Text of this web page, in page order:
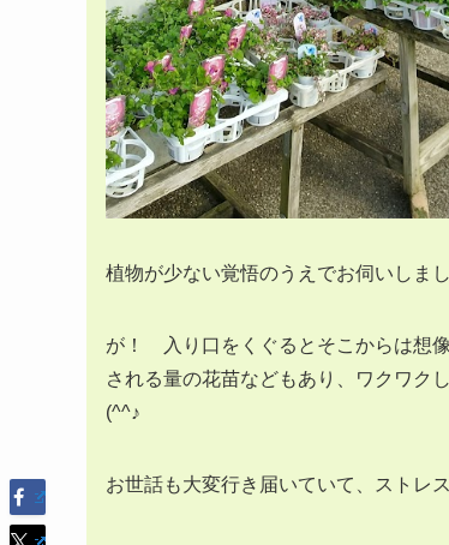
植物が少ない覚悟のうえでお伺いしまし
が！ 入り口をくぐるとそこからは想
される量の花苗などもあり、ワクワ
(^^♪
お世話も大変行き届いていて、ストレ